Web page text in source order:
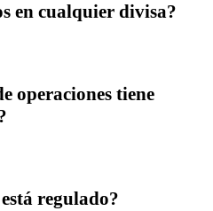
en cualquier divisa?
operaciones tiene
regulado?